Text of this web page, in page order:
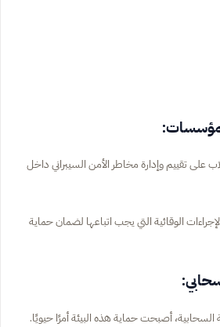
على تقييم وإدارة مخاطر الأمن السيبراني داخل
الوقائية التي يجب اتباعها لضمان حماية
السحابية، أصبحت حماية هذه البيئة أمرًا حيويًا.